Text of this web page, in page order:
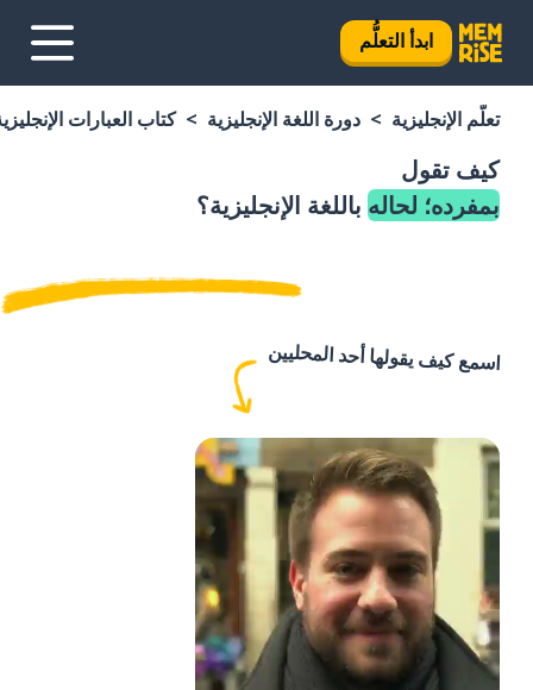
ابدأ التعلُّم
تعلَّم الإنجليزية دورة اللغة الإنجليزية كتاب العبارات
كيف تقول
بمفرده؛ لحاله باللغة الإنجليزية؟
اسمع كيف يقولها أحد المحليين